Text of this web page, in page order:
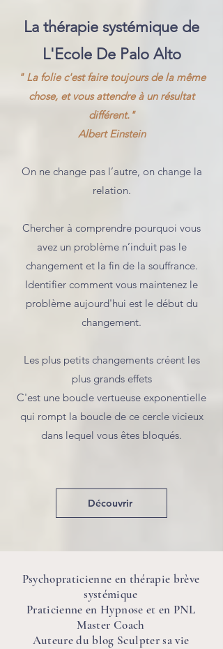
La thérapie systémique de
L'Ecole De Palo Alto
" La folie c'est faire toujours de la même
chose, et vous attendre à un résultat
différent."
Albert Einstein
On ne change pas l’autre, on change la
relation.
Chercher à comprendre pourquoi vous
avez un problème n’induit pas le
changement et la fin de la souffrance.
Identifier comment vous maintenez le
problème aujourd'hui est le début du
changement.
Les plus petits changements créent les
plus grands effets
C'est une boucle vertueuse exponentielle
qui rompt la boucle de ce cercle vicieux
dans lequel vous êtes bloqués.
Découvrir
Psychopraticienne en thérapie brève
systémique
Praticienne en Hypnose et en PNL
Master Coach
Auteure du blog Sculpter sa vie